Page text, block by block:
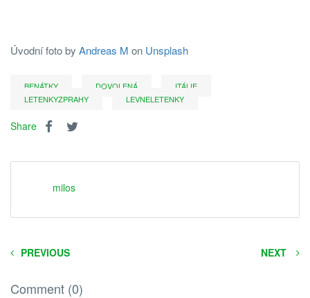
Úvodní foto by Andreas M on Unsplash
BENÁTKY DOVOLENÁ
ITÁLIE
LETENKYZPRAHY
LEVNELETENKY
Share
milos
PREVIOUS NEXT
Comment (0)